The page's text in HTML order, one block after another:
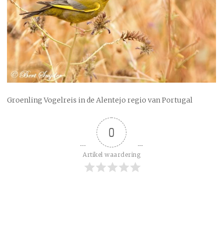
Groenling Vogelreis in de Alentejo regio van Portugal
0
Artikel waardering